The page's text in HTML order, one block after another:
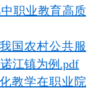
职业教育高质
国农村公共服
江镇为例.pdf
教学在职业院